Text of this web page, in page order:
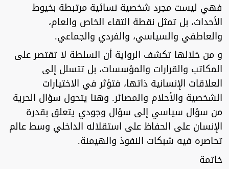
فهي ليست مجرد شخصية نسائية مرتبطة بخيوط
الأحداث، بل تمثل نقطة التقاء الخاص والعام،
والعاطفي والسياسي، والفردي والجماعي.
و من خلالها تكشف الرواية أن السلطة لا تقتصر على
المكاتب والقرارات والمؤسسات، بل تتسلل إلى
العلاقات الإنسانية ذاتها، فتؤثر في الاختيارات
الشخصية والأحلام والمصائر. وهنا يتحول سؤال الحرية
من سؤال سياسي إلى سؤال وجودي يتعلق بقدرة
الإنسان على الحفاظ على استقلاله الداخلي وسط عالم
تحاصره فيه شبكات النفوذ والهيمنة.
خاتمة